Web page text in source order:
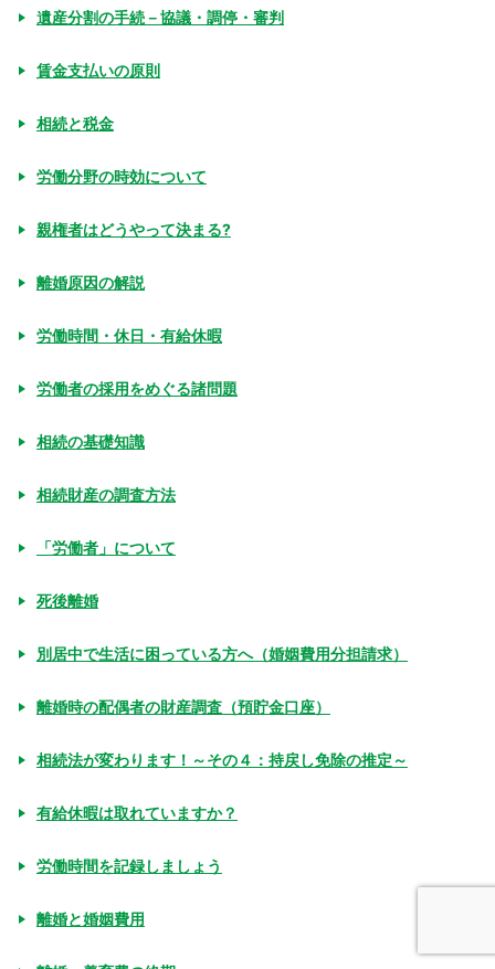
遺産分割の手続－協議・調停・審判
賃金支払いの原則
相続と税金
労働分野の時効について
親権者はどうやって決まる?
離婚原因の解説
労働時間・休日・有給休暇
労働者の採用をめぐる諸問題
相続の基礎知識
相続財産の調査方法
「労働者」について
死後離婚
別居中で生活に困っている方へ（婚姻費用分担請求）
離婚時の配偶者の財産調査（預貯金口座）
相続法が変わります！～その４：持戻し免除の推定～
有給休暇は取れていますか？
労働時間を記録しましょう
離婚と婚姻費用